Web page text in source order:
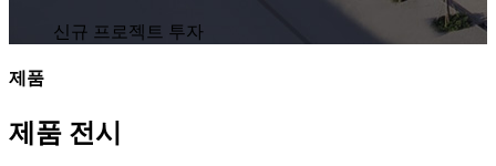
신규 프로젝트 투자
제품
제품 전시